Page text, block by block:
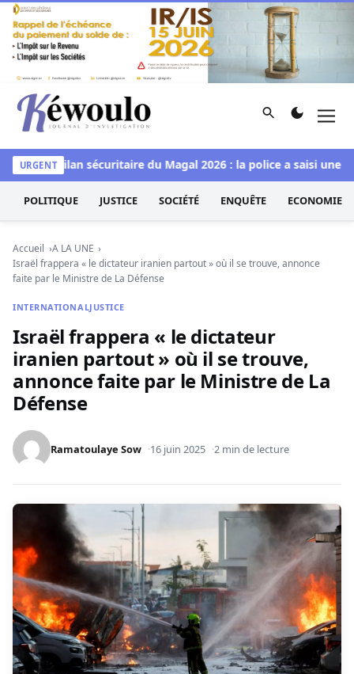
Aller au contenu
Kéwoulo, le premier site d'information et d'investigation
Rechercher
URGENT
Bilan sécuritaire du Magal 2026 : la police a saisi une
POLITIQUE JUSTICE SOCIÉTÉ ENQUÊTE ECONOMIE
Accueil
A LA UNE
Israël frappera « le dictateur iranien partout » où il se trouve, annonce
faite par le Ministre de La Défense
INTERNATIONALJUSTICE
Israël frappera « le dictateur
iranien partout » où il se trouve,
annonce faite par le Ministre de La
Défense
Ramatoulaye Sow 16 juin 2025 2 min de lecture